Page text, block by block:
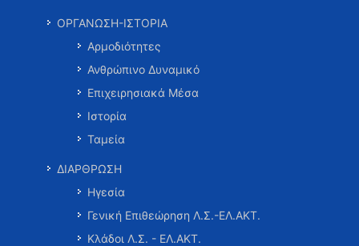
ΟΡΓΑΝΩΣΗ-ΙΣΤΟΡΙΑ
Αρμοδιότητες
Ανθρώπινο Δυναμικό
Επιχειρησιακά Μέσα
Ιστορία
Ταμεία
ΔΙΑΡΘΡΩΣΗ
Ηγεσία
Γενική Επιθεώρηση Λ.Σ.-ΕΛ.ΑΚΤ.
Κλάδοι Λ.Σ. - ΕΛ.ΑΚΤ.